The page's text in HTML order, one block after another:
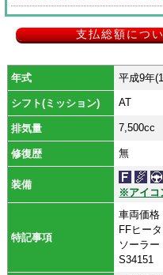
支払総額につ
年式 平成9年
シフト(ミッション) AT
排気量 7,500cc
修復歴 無
装備
※アイコ
特記事項
車両価
FFヒー
ソーラ
S34151